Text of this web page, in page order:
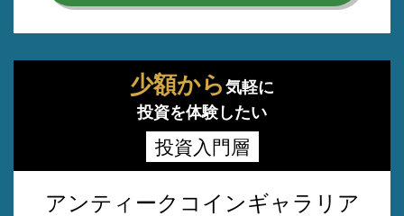
少額から 気軽に
投資を体験したい
投資入門層
アンティークコインギャラリア